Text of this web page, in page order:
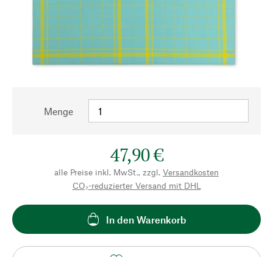
Menge
47,90 €
alle Preise inkl. MwSt., zzgl. Versandkosten
CO₂-reduzierter Versand mit DHL
In den Warenkorb